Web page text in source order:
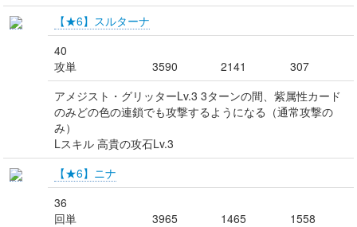
【★6】スルターナ
40
攻単
3590 2141
307
アメジスト・グリッターLv.3 3ターンの間、紫属性カード
のみどの色の連鎖でも攻撃するようになる（通常攻撃の
み）
Lスキル 高貴の攻石Lv.3
【★6】ニナ
36
回単
3965 1465
1558